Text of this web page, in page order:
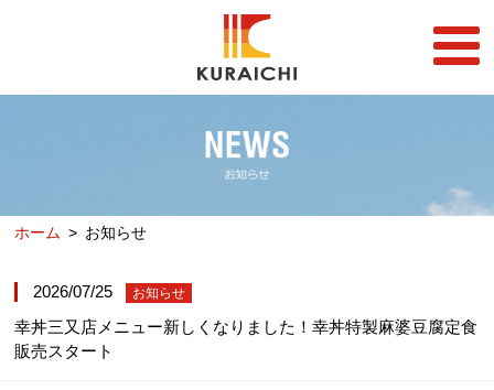
FRANCHISE
店舗一覧
DON STORE
RECRUIT
ホーム お知らせ
2026/07/25 お知らせ
幸丼三又店メニュー新しくなりました！幸丼特製麻婆豆腐定食
販売スタート